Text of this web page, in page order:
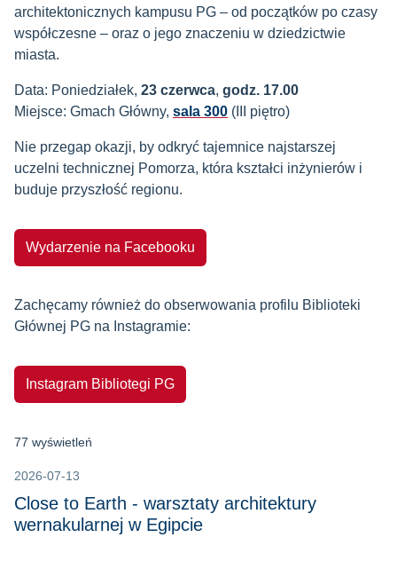
architektonicznych kampusu PG – od początków po czasy
współczesne – oraz o jego znaczeniu w dziedzictwie
miasta.
Data: Poniedziałek, 23 czerwca, godz. 17.00
Miejsce: Gmach Główny, sala 300 (III piętro)
Nie przegap okazji, by odkryć tajemnice najstarszej
uczelni technicznej Pomorza, która kształci inżynierów i
buduje przyszłość regionu.
Wydarzenie na Facebooku
Zachęcamy również do obserwowania profilu Biblioteki
Głównej PG na Instagramie:
Instagram Bibliotegi PG
77 wyświetleń
2026-07-13
Close to Earth - warsztaty architektury
wernakularnej w Egipcie